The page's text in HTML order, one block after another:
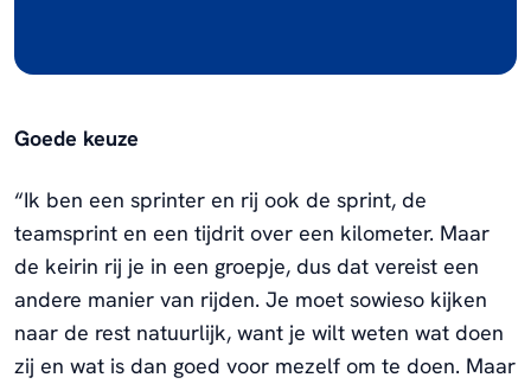
Goede keuze
“Ik ben een sprinter en rij ook de sprint, de
teamsprint en een tijdrit over een kilometer. Maar
de keirin rij je in een groepje, dus dat vereist een
andere manier van rijden. Je moet sowieso kijken
naar de rest natuurlijk, want je wilt weten wat doen
zij en wat is dan goed voor mezelf om te doen. Maar